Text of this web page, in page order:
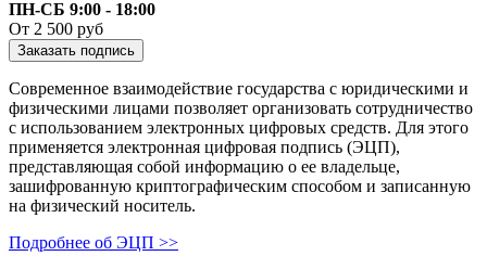
ПН-СБ 9:00 - 18:00
От 2 500 руб
Заказать подпись
Современное взаимодействие государства с юридическими и
физическими лицами позволяет организовать сотрудничество
с использованием электронных цифровых средств. Для этого
применяется электронная цифровая подпись (ЭЦП),
представляющая собой информацию о ее владельце,
зашифрованную криптографическим способом и записанную
на физический носитель.
Подробнее об ЭЦП >>